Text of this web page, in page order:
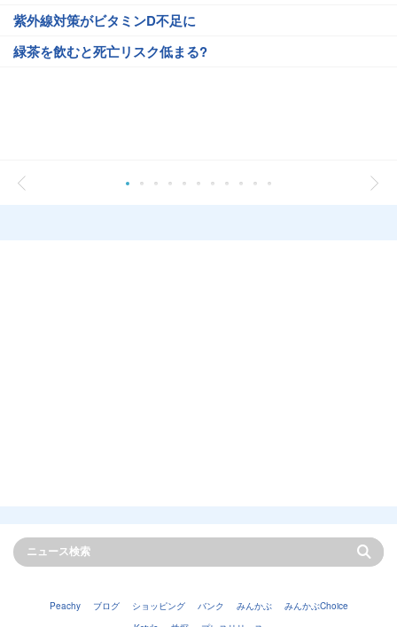
紫外線対策がビタミンD不足に
緑茶を飲むと死亡リスク低まる?
Peachy ブログ ショッピング バンク みんかぶ
みんかぶChoice